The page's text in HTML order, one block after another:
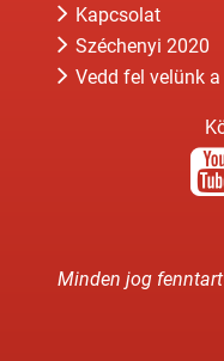
Kapcsolat
Széchenyi 2020
Vedd fel velünk
Minden jog